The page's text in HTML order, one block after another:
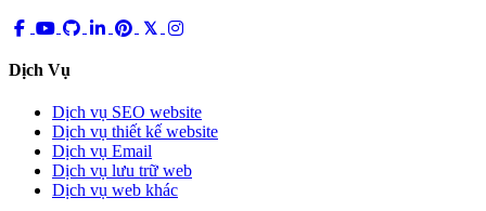
Dịch Vụ
Dịch vụ SEO website
Dịch vụ thiết kế website
Dịch vụ Email
Dịch vụ lưu trữ web
Dịch vụ web khác